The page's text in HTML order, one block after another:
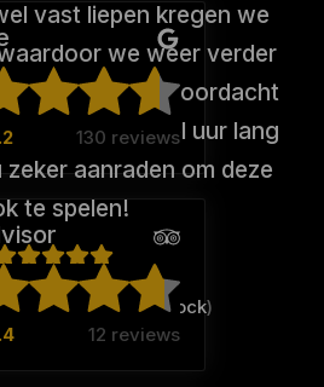
vast liepen kregen we
we weer verder
is erg goed doordacht
Ik heb een heel uur lang
aanraden om deze
te spelen!
No shit sherlock)
130 reviews
12 reviews